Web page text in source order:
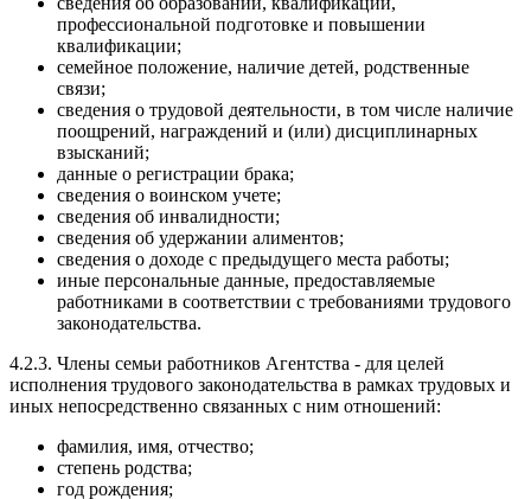
профессиональной подготовке и повышении
квалификации;
семейное положение, наличие детей, родственные
связи;
сведения о трудовой деятельности, в том числе наличие
поощрений, награждений и (или) дисциплинарных
взысканий;
данные о регистрации брака;
сведения о воинском учете;
сведения об инвалидности;
сведения об удержании алиментов;
сведения о доходе с предыдущего места работы;
иные персональные данные, предоставляемые
работниками в соответствии с требованиями трудового
законодательства.
4.2.3. Члены семьи работников Агентства - для целей
исполнения трудового законодательства в рамках трудовых и
иных непосредственно связанных с ним отношений:
фамилия, имя, отчество;
степень родства;
год рождения;